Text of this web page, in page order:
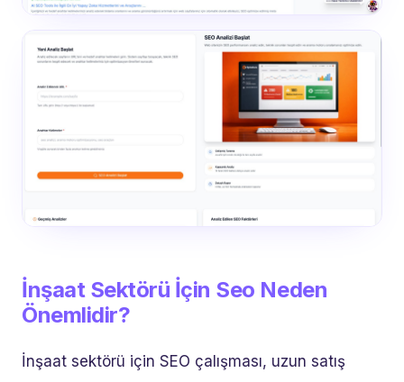
İnşaat Sektörü İçin Seo Neden
Önemlidir?
İnşaat sektörü için SEO çalışması, uzun satış